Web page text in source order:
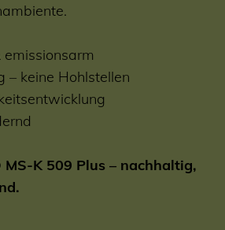
– keine Hohlstellen
MS-K 509 Plus – nachhaltig,